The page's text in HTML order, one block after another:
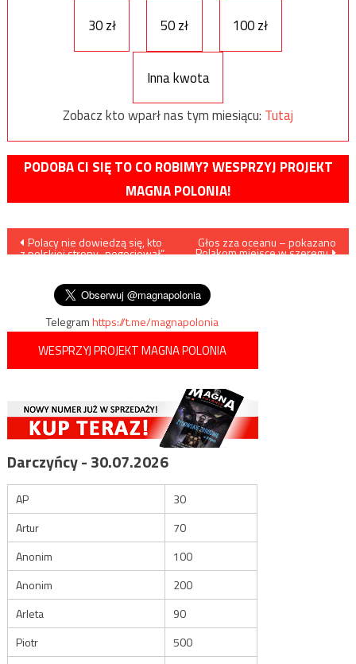
30 zł 50 zł 100 zł
Inna kwota
Zobacz kto wparł nas tym miesiącu: Tutaj
PODOBA CI SIĘ TO CO ROBIMY? WESPRZYJ PROJEKT
MAGNA POLONIA!
Nawigacja
wpisu
Polacy nie dowiedzą się, kto
z polskiej strony „negocjował”
Głos zza oceanu – pokazano
Polakom miejsce w szeregu
Telegramhttps://t.me/magnapolonia
WESPRZYJ PROJEKT MAGNA POLONIA
Darczyńcy - 30.07.2026
AP
30
Artur
70
Anonim
100
Anonim
200
Arleta
90
Piotr
500